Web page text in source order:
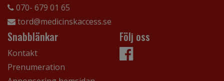
070- 679 01 65
tord@medicinskaccess.se
Snabblänkar
Kontakt
Prenumeration
Följ oss